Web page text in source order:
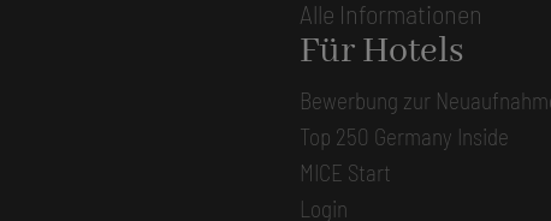
Alle Informationen
Für Hotels
Bewerbung zur
Top 250 Germany Inside
MICE Start
Login